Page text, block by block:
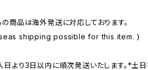
の商品は海外発送に対応しております。
shipping possible for this item. )
日より3日以内に順次発送いたします。*土日